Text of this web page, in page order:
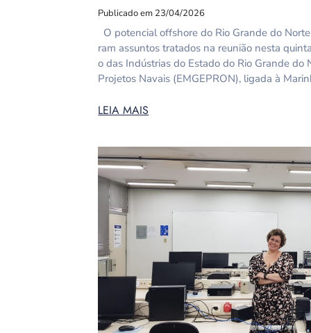
Publicado em 23/04/2026
O potencial offshore do Rio Grande do
ram assuntos tratados na reunião nesta
o das Indústrias do Estado do Rio Grande do
Projetos Navais (EMGEPRON), ligada à
LEIA MAIS